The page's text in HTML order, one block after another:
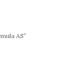
AS”